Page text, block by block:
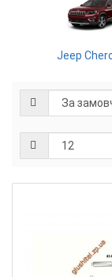
Jeep